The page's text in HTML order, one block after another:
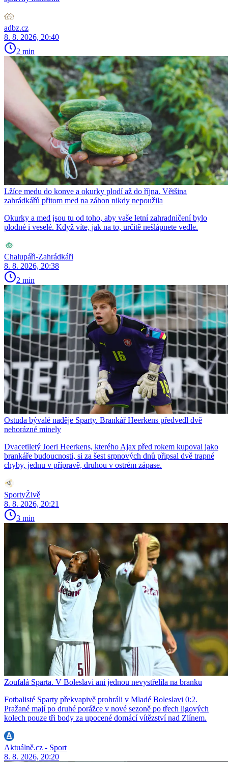
adbz.cz
8. 8. 2026, 20:40
2 min
Lžíce medu do konve a okurky plodí až do října. Většina
zahrádkářů přitom med na záhon nikdy nepoužila
Okurky a med jsou tu od toho, aby vaše letní zahradničení bylo
plodné i veselé. Když víte, jak na to, určitě nešlápnete vedle.
Chalupáři-Zahrádkáři
8. 8. 2026, 20:38
2 min
Ostuda bývalé naděje Sparty. Brankář Heerkens předvedl dvě
nehorázné minely
Dvacetiletý Joeri Heerkens, kterého Ajax před rokem kupoval jako
brankáře budoucnosti, si za šest srpnových dnů připsal dvě trapné
chyby, jednu v přípravě, druhou v ostrém zápase.
SportyŽivě
8. 8. 2026, 20:21
3 min
Zoufalá Sparta. V Boleslavi ani jednou nevystřelila na branku
Fotbalisté Sparty překvapivě prohráli v Mladé Boleslavi 0:2.
Pražané mají po druhé porážce v nové sezoně po třech ligových
kolech pouze tři body za upocené domácí vítězství nad Zlínem.
Aktuálně.cz - Sport
8. 8. 2026, 20:20